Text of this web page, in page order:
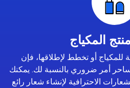
المكياج
للمكياج أو تخطط لإطلاقها، فإن
أمر ضروري بالنسبة لك. يمكنك
الاحترافية لإنشاء شعار رائع